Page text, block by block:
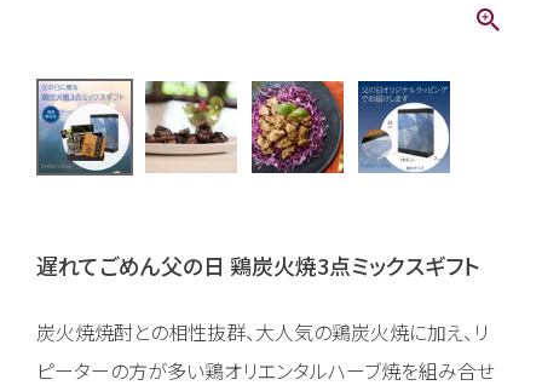
遅れてごめん父の日 鶏炭火焼3点ミックスギフト
炭火焼焼酎との相性抜群、大人気の鶏炭火焼に加え、リ
ピーターの方が多い鶏オリエンタルハーブ焼を組み合せ